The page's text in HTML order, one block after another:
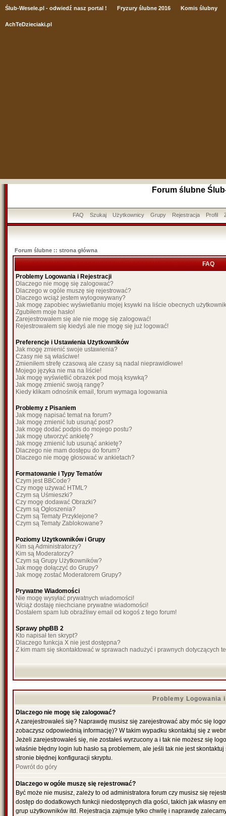
Ślub-Wesele.pl - odwiedź nasz portal ! Fryzury ślubne 2016 Komis ślubny
AchTeDzieciaki.pl
Forum ślubne
FAQ Szukaj Użytkownicy Grupy Rejestracja Profil
Forum ślubne :: strona główna
FAQ
Problemy Logowania i Rejestracji
Dlaczego nie mogę się zalogować?
Dlaczego w ogóle muszę się rejestrować?
Dlaczego wciąż jestem wylogowywany?
Jak mogę zapobiec wyświetlaniu mojej ksywki na liście obecnych
Zgubiłem moje hasło!
Zarejestrowałem się ale nie mogę się zalogować!
Rejestrowałem się kiedyś ale nie mogę się już logować!
Preferencje i Ustawienia Użytkowników
Jak mogę zmienić swoje ustawienia?
Czasy nie są właściwe!
Zmieniłem strefę czasową ale czasy są nadal nieprawidłowe!
Mojego języka nie ma na liście!
Jak mogę wyświetlić obrazek pod moją ksywką?
Jak mogę zmienić swoją rangę?
Kiedy klikam odnośnik email, forum wymaga logowania
Problemy z Pisaniem
Jak mogę napisać temat na forum?
Jak mogę zmienić lub usunąć post?
Jak mogę dodać podpis do mojego postu?
Jak mogę utworzyć ankietę?
Jak mogę zmienić lub usunąć ankietę?
Dlaczego nie mam dostępu do forum?
Dlaczego nie mogę głosować w ankietach?
Formatowanie i Typy Tematów
Czym jest BBCode?
Czy mogę używać HTML?
Czym są Uśmieszki?
Czy mogę dodawać Obrazki?
Czym są Ogłoszenia?
Czym są Tematy Przyklejone?
Czym są Tematy Zablokowane?
Poziomy Użytkowników i Grupy
Kim są Administratorzy?
Kim są Moderatorzy?
Czym są Grupy Użytkowników?
Jak mogę dołączyć do Grupy?
Jak mogę zostać Moderatorem Grupy?
Prywatne Wiadomości
Nie mogę wysyłać prywatnych wiadomości!
Wciąż dostaję niechciane prywatne wiadomości!
Dostałem spam lub obraźliwy email od kogoś z tego forum!
Sprawy phpBB 2
Kto napisał ten skrypt?
Dlaczego funkcja X nie jest dostępna?
Z kim mam się skontaktować w sprawach nadużyć i prawnych dotyczących
Problemy Logowania
Dlaczego nie mogę się zalogować?
A zarejestrowałeś się? Naprawdę musisz się zarejestrować aby móc się
zobaczysz odpowiednią informację)? W takim wypadku skontaktuj się z
Jeżeli zarejestrowałeś się, nie zostałeś wyrzucony a i tak nie możesz się
właśnie błędny login lub hasło są problemem, ale jeśli tak nie jest
stronie błędnej konfiguracji skryptu.
Powrót do góry
Dlaczego w ogóle muszę się rejestrować?
Być może nie musisz, zależy to od administratora forum czy musisz się
dostęp do dodatkowych funkcji niedostępnych dla gości, takich jak własny
grup użytkowników itd. Rejestracja zajmuje tylko chwilę i naprawdę